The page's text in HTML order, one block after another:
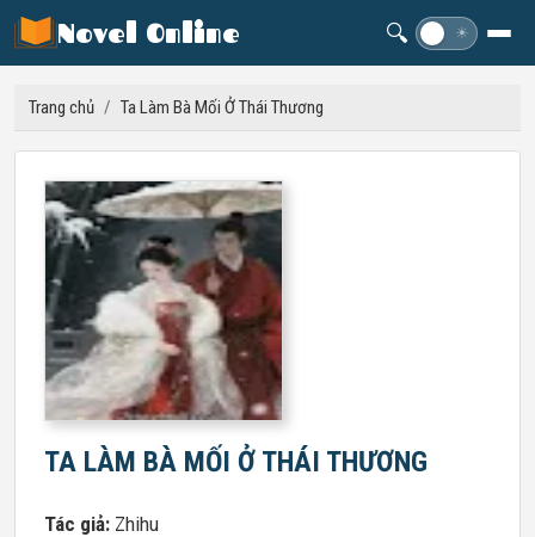
Novel Online 🔍 ☀
Trang chủ / Ta Làm Bà Mối Ở Thái Thương
TA LÀM BÀ MỐI Ở THÁI THƯƠNG
Tác giả: Zhihu